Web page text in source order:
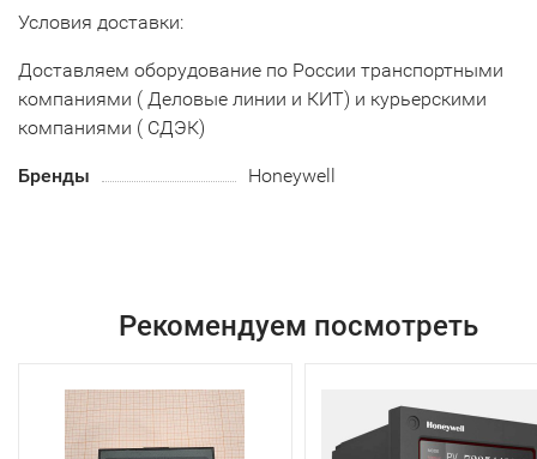
Условия доставки:
Доставляем оборудование по России транспортными
компаниями ( Деловые линии и КИТ) и курьерскими
компаниями ( СДЭК)
Бренды Honeywell
Рекомендуем посмотреть